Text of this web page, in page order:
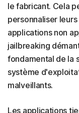
le fabricant. Cela
personnaliser
applications non
jailbreaking
fondamental de la
système
malveillants.
Les applications